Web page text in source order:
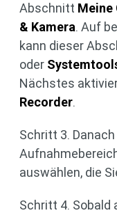
Abschnitt Meine
& Kamera. Auf
kann dieser
oder
Nächstes
Recorder.
Schritt 3.
auswählen, die
Schritt 4. Sobald